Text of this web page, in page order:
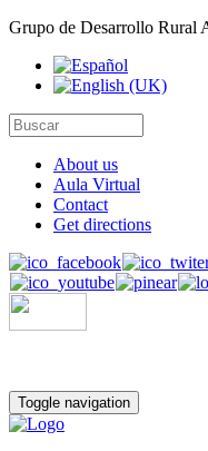
Grupo de Desarrollo Rural
About us
Aula Virtual
Contact
Get directions
Toggle navigation